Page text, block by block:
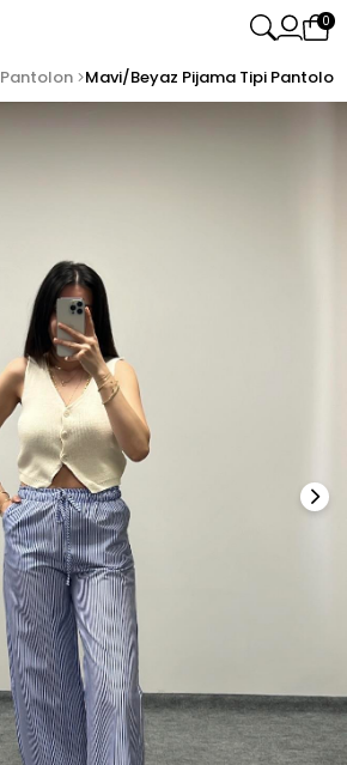
0
Pantolon Mavi/Beyaz Pijama Tipi Pantolon